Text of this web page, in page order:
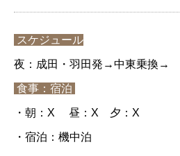
スケジュール
夜：成田・羽田発→中東乗換→
食事：宿泊
・朝：X 昼：X 夕：X
・宿泊：機中泊